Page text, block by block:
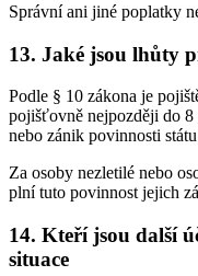
Správní ani jiné poplatky
13. Jaké jsou lhůty
Podle § 10 zákona je
pojišťovně nejpozději do
nebo zánik povinnosti
Za osoby nezletilé nebo
plní tuto povinnost jejich
14. Kteří jsou další
situace